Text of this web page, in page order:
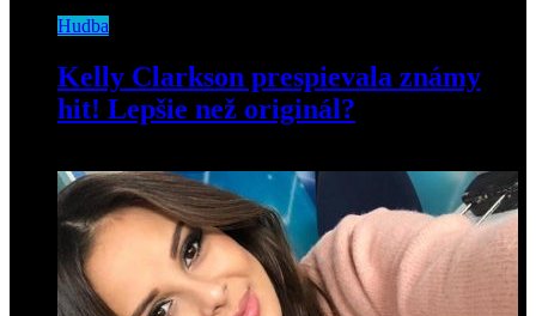
Hudba
Kelly Clarkson prespievala známy
hit! Lepšie než originál?